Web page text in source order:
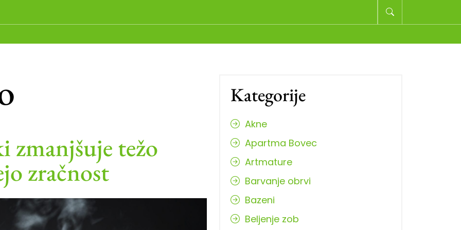
zmanjšuje težo
zračnost
Kategorije
Akne
Apartma Bovec
Artmature
Barvanje obrvi
Bazeni
Beljenje zob